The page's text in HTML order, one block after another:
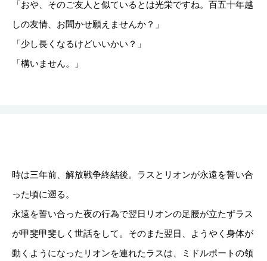
「おや、そのご友人と似ているとは光栄ですね。百五十年越
しの友情、お聞かせ願えませんか？」
「少し長くなるけどいいかい？」
「構いません。」
時は三年前、解放戦争終結後。ラスとリオンが永遠を誓い合
った頃に遡る。
永遠を誓い合った夜の行為で翌日リオンの足腰が立たずラス
が甲斐甲斐しく世話をして。そのまた翌日、ようやく身体が
動くようになったリオンを連れたラスは、ミドルポートの領